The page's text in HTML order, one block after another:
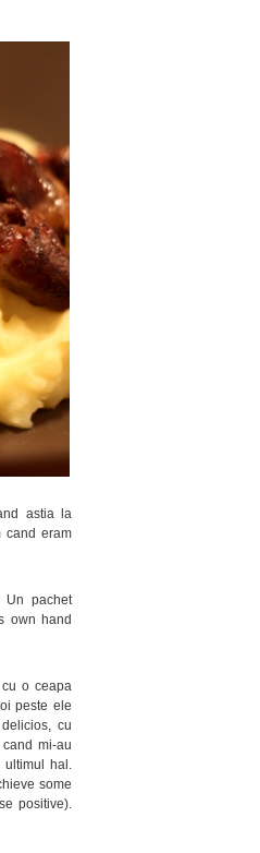
astia la
cand eram
pachet
own hand
o ceapa
peste ele
cu
mi-au
hal.
some
positive).